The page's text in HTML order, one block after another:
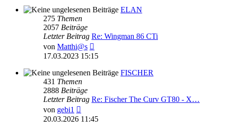
ELAN
275 Themen
2057 Beiträge
Letzter Beitrag Re: Wingman 86 CTi
von Matthi@s
Beitrag
17.03.2023 15:15
FISCHER
431 Themen
2888 Beiträge
Letzter Beitrag Re: Fischer The Curv GT80 - X…
von gebi1
Beitrag
20.03.2026 11:45